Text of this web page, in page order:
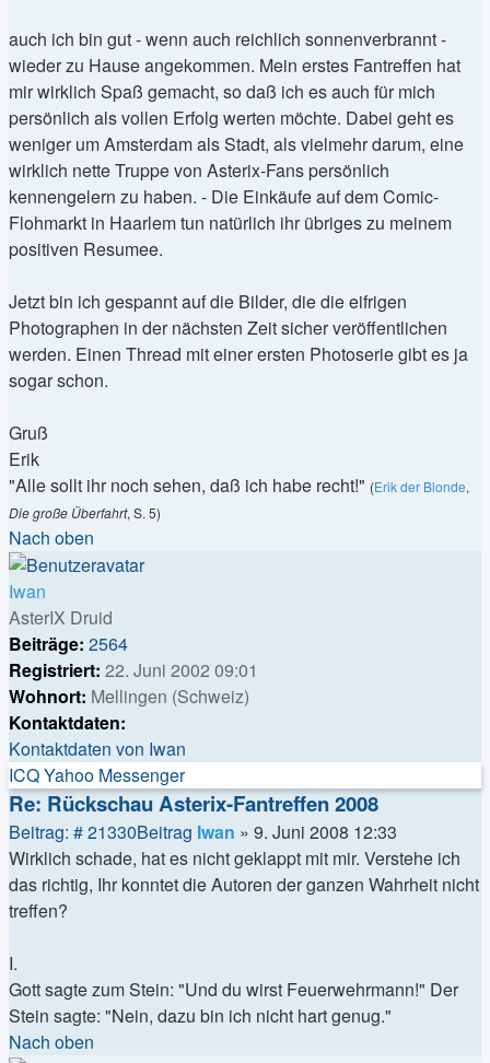
auch ich bin gut - wenn auch reichlich sonnenverbrannt -
wieder zu Hause angekommen. Mein erstes Fantreffen hat
mir wirklich Spaß gemacht, so daß ich es auch für mich
persönlich als vollen Erfolg werten möchte. Dabei geht es
weniger um Amsterdam als Stadt, als vielmehr darum, eine
wirklich nette Truppe von Asterix-Fans persönlich
kennengelern zu haben. - Die Einkäufe auf dem Comic-
Flohmarkt in Haarlem tun natürlich ihr übriges zu meinem
positiven Resumee.
Jetzt bin ich gespannt auf die Bilder, die die eifrigen
Photographen in der nächsten Zeit sicher veröffentlichen
werden. Einen Thread mit einer ersten Photoserie gibt es ja
sogar schon.
Gruß
Erik
"Alle sollt ihr noch sehen, daß ich habe recht!" (Erik der Blonde,
Die große Überfahrt, S. 5)
Nach oben
Iwan
AsterIX Druid
Beiträge: 2564
Registriert: 22. Juni 2002 09:01
Wohnort: Mellingen (Schweiz)
Kontaktdaten:
Kontaktdaten von Iwan
ICQYahoo Messenger
Re: Rückschau Asterix-Fantreffen 2008
Beitrag: # 21330Beitrag Iwan » 9. Juni 2008 12:33
Wirklich schade, hat es nicht geklappt mit mir. Verstehe ich
das richtig, Ihr konntet die Autoren der ganzen Wahrheit nicht
treffen?
I.
Gott sagte zum Stein: "Und du wirst Feuerwehrmann!" Der
Stein sagte: "Nein, dazu bin ich nicht hart genug."
Nach oben